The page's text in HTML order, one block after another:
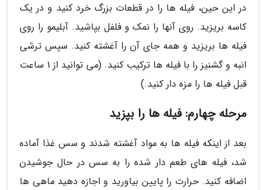
در این حین، فیله ها را در قطعات بزرگ خرد کنید و در یک
کاسه بریزید. روی آنها را نمک و فلفل بپاشید. آبلیمو را روی
فیله ها بریزید و همه جای آن را آغشته کنید. سپس ترشی
انبه و گشنیز را با فیله ها ترکیب کنید. (می توانید از 1 ساعت
قبل فیله ها را مزه دار کنید.)
مرحله چهارم: فیله ها را بپزید
بعد از اینکه فیله ها به مواد آغشته شدند و سس غذا آماده
شد، فیله های طعم دار شده را به سس در حال جوشیدن
اضافه کنید. حرارت را پایین بیاورید و اجازه دهید ماهی ها